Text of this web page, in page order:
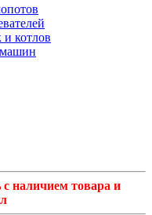
и котлов
машин
с наличием товара и